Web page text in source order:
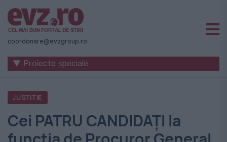
Știri
naționale
internaționale
România
-
coordonare@evzgroup.ro
▼ Proiecte speciale
JUSTITIE
Cei PATRU CANDIDAȚI la